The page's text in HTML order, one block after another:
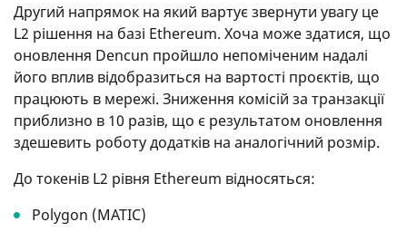
Другий напрямок на який вартує звернути увагу це
L2 рішення на базі Ethereum. Хоча може здатися, що
оновлення Dencun пройшло непоміченим надалі
його вплив відобразиться на вартості проєктів, що
працюють в мережі. Зниження комісій за транзакції
приблизно в 10 разів, що є результатом оновлення
здешевить роботу додатків на аналогічний розмір.
До токенів L2 рівня Ethereum відносяться:
Polygon (MATIC)